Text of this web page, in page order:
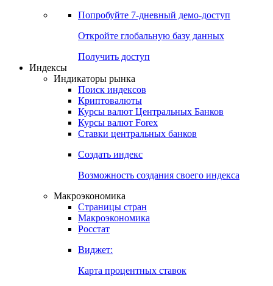
Попробуйте 7-дневный демо-доступ
Откройте глобальную базу данных
Получить доступ
Индексы
Индикаторы рынка
Поиск индексов
Криптовалюты
Курсы валют Центральных Банков
Курсы валют Forex
Ставки центральных банков
Создать индекс
Возможность создания своего индекса
Макроэкономика
Страницы стран
Макроэкономика
Росстат
Виджет:
Карта процентных ставок